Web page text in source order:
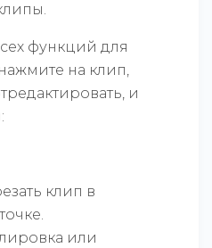
функций для
на клип,
и
клип в
или